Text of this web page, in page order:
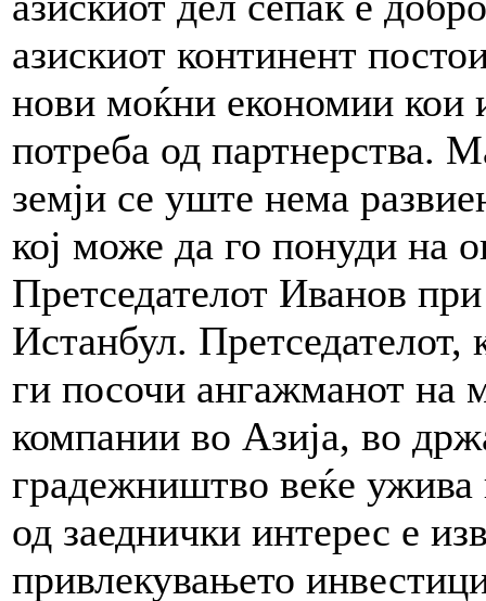
азискиот континент
нови моќни економии кои
потреба од партнерства.
земји се уште нема
кој може да го понуди на
Претседателот Иванов
Истанбул. Претседателот,
ги посочи ангажманот на
компании во Азија, во
градежништво веќе ужива
од заеднички интерес е
привлекувањето